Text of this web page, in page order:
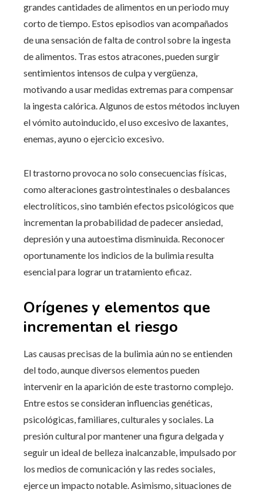
grandes cantidades de alimentos en un periodo muy
corto de tiempo. Estos episodios van acompañados
de una sensación de falta de control sobre la ingesta
de alimentos. Tras estos atracones, pueden surgir
sentimientos intensos de culpa y vergüenza,
motivando a usar medidas extremas para compensar
la ingesta calórica. Algunos de estos métodos incluyen
el vómito autoinducido, el uso excesivo de laxantes,
enemas, ayuno o ejercicio excesivo.
El trastorno provoca no solo consecuencias físicas,
como alteraciones gastrointestinales o desbalances
electrolíticos, sino también efectos psicológicos que
incrementan la probabilidad de padecer ansiedad,
depresión y una autoestima disminuida. Reconocer
oportunamente los indicios de la bulimia resulta
esencial para lograr un tratamiento eficaz.
Orígenes y elementos que
incrementan el riesgo
Las causas precisas de la bulimia aún no se entienden
del todo, aunque diversos elementos pueden
intervenir en la aparición de este trastorno complejo.
Entre estos se consideran influencias genéticas,
psicológicas, familiares, culturales y sociales. La
presión cultural por mantener una figura delgada y
seguir un ideal de belleza inalcanzable, impulsado por
los medios de comunicación y las redes sociales,
ejerce un impacto notable. Asimismo, situaciones de